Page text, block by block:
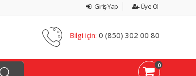
Giriş Yap Üye Ol
Bilgi için: 0 (850) 302 00 80
0